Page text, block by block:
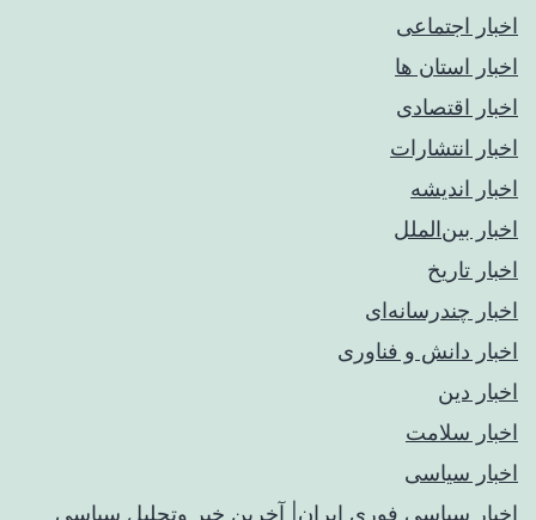
اخبار اجتماعی
اخبار استان ها
اخبار اقتصادی
اخبار انتشارات
اخبار اندیشه
اخبار بین‌الملل
اخبار تاریخ
اخبار چندرسانه‌ای
اخبار دانش و فناوری
اخبار دین
اخبار سلامت
اخبار سیاسی
اخبار سیاسی فوری ایران| آخرین خبر وتحلیل سیاسی